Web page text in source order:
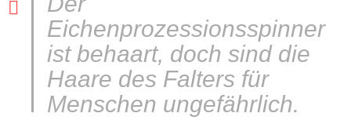
Eichenprozessionsspinner
ist behaart, doch sind die
Haare des Falters für
Menschen ungefährlich.